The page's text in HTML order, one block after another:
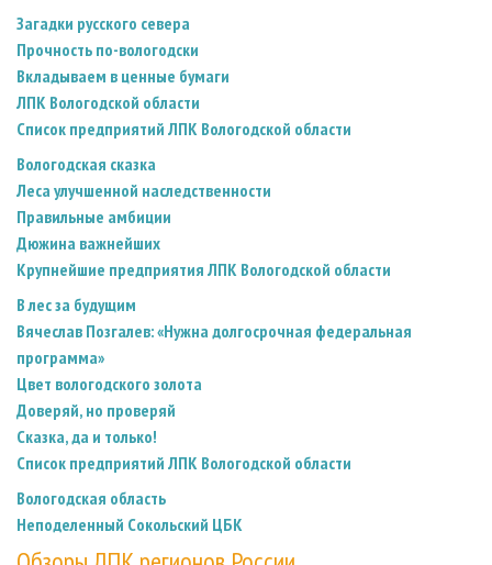
Загадки русского севера
Прочность по-вологодски
Вкладываем в ценные бумаги
ЛПК Вологодской области
Список предприятий ЛПК Вологодской области
Вологодская сказка
Леса улучшенной наследственности
Правильные амбиции
Дюжина важнейших
Крупнейшие предприятия ЛПК Вологодской области
В лес за будущим
Вячеслав Позгалев: «Нужна долгосрочная федеральная
программа»
Цвет вологодского золота
Доверяй, но проверяй
Сказка, да и только!
Список предприятий ЛПК Вологодской области
Вологодская область
Неподеленный Сокольский ЦБК